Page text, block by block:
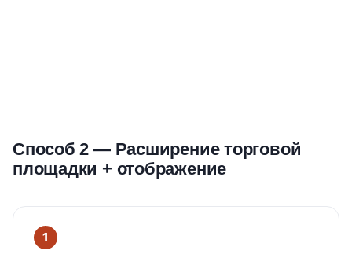
Способ 2 — Расширение торговой
площадки + отображение